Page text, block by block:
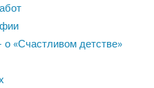
«Счастливом детстве»